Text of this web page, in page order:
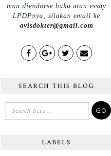
mau diendorse buku atau essay
LPDPnya, silakan email ke
avisdokter@gmail.com
SEARCH THIS BLOG
LABELS